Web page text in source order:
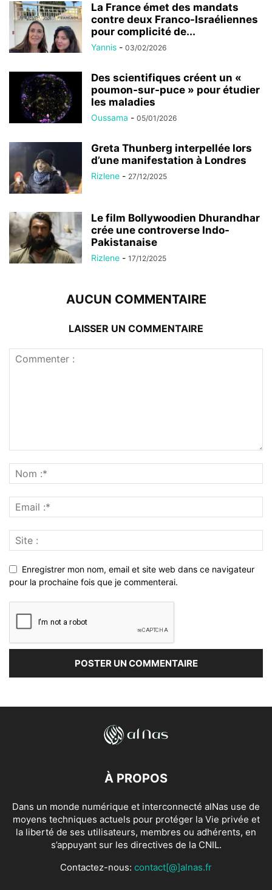
La France émet des mandats
contre deux Franco-Israéliennes
pour complicité de...
Yannis - 03/02/2026
Des scientifiques créent un «
poumon-sur-puce » pour étudier
les maladies
Oussama - 05/01/2026
Greta Thunberg interpellée lors
d’une manifestation à Londres
Rizlene - 27/12/2025
Le film Bollywoodien Dhurandhar
crée une controverse Indo-
Pakistanaise
Rizlene - 17/12/2025
AUCUN COMMENTAIRE
LAISSER UN COMMENTAIRE
Enregistrer mon nom, email et site web dans ce navigateur
pour la prochaine fois que je commenterai.
À PROPOS
Dans un monde numérique et interconnecté alNas use de
moyens techniques actuels pour protéger la Vie privée et
la liberté de ses utilisateurs, membres ou adhérents, en
s’appuyant sur les directives de la CNIL.
Contactez-nous: contact[@]alnas.fr